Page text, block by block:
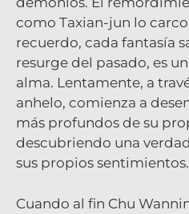
como Taxian-jun lo
recuerdo, cada fantasía
resurge del pasado, es
alma. Lentamente, a
anhelo, comienza a
más profundos de su
descubriendo una
sus propios sentimientos.
Cuando al fin Chu